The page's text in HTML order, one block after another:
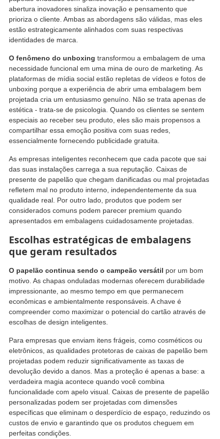
abertura inovadores sinaliza inovação e pensamento que
prioriza o cliente. Ambas as abordagens são válidas, mas eles
estão estrategicamente alinhados com suas respectivas
identidades de marca.
O fenômeno do unboxing transformou a embalagem de uma
necessidade funcional em uma mina de ouro de marketing. As
plataformas de mídia social estão repletas de vídeos e fotos de
unboxing porque a experiência de abrir uma embalagem bem
projetada cria um entusiasmo genuíno. Não se trata apenas de
estética - trata-se de psicologia. Quando os clientes se sentem
especiais ao receber seu produto, eles são mais propensos a
compartilhar essa emoção positiva com suas redes,
essencialmente fornecendo publicidade gratuita.
As empresas inteligentes reconhecem que cada pacote que sai
das suas instalações carrega a sua reputação. Caixas de
presente de papelão que chegam danificadas ou mal projetadas
refletem mal no produto interno, independentemente da sua
qualidade real. Por outro lado, produtos que podem ser
considerados comuns podem parecer premium quando
apresentados em embalagens cuidadosamente projetadas.
Escolhas estratégicas de embalagens
que geram resultados
O papelão continua sendo o campeão versátil por um bom
motivo. As chapas onduladas modernas oferecem durabilidade
impressionante, ao mesmo tempo em que permanecem
econômicas e ambientalmente responsáveis. A chave é
compreender como maximizar o potencial do cartão através de
escolhas de design inteligentes.
Para empresas que enviam itens frágeis, como cosméticos ou
eletrônicos, as qualidades protetoras de caixas de papelão bem
projetadas podem reduzir significativamente as taxas de
devolução devido a danos. Mas a proteção é apenas a base: a
verdadeira magia acontece quando você combina
funcionalidade com apelo visual. Caixas de presente de papelão
personalizadas podem ser projetadas com dimensões
específicas que eliminam o desperdício de espaço, reduzindo os
custos de envio e garantindo que os produtos cheguem em
perfeitas condições.